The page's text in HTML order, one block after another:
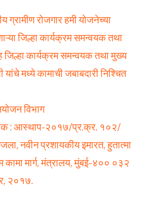
ग्रामीण रोजगार हमी योजनेच्या
जिल्हा कार्यक्रम समन्वयक तथा
जिल्हा कार्यक्रम समन्वयक तथा मुख्य
यांचे मध्ये कामाची जबाबदारी निश्चित
विभाग
: आस्थाप-२०१७/प्र.क्र. १०२/
नवीन प्रशायकीय इमारत, हुतात्मा
कामा मार्ग, मंत्रालय, मुंबई-४०० ०३२
२०१७.